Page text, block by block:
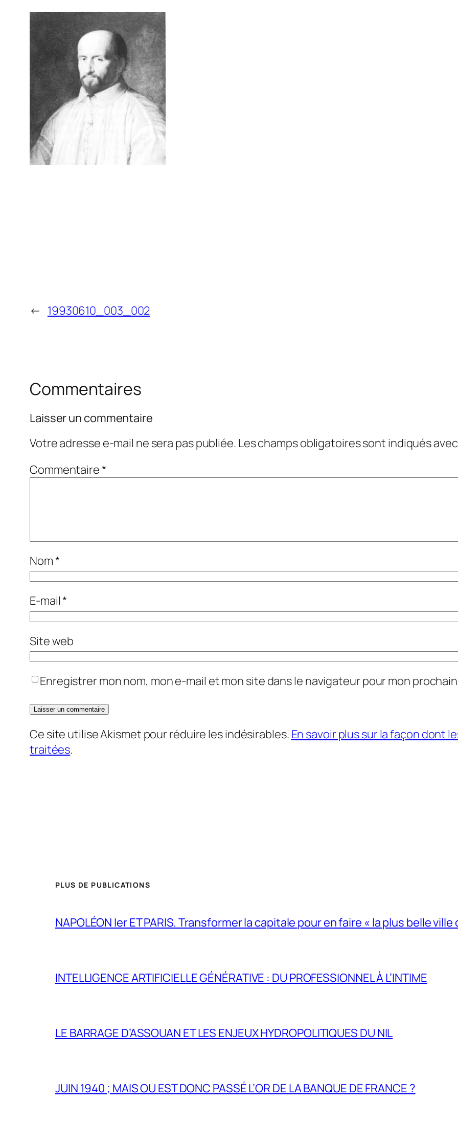
← 19930610_003_002
Commentaires
Laisser un commentaire
Votre adresse e-mail ne sera pas publiée. Les champs obligatoires sont indiqués
Commentaire*
Nom*
E-mail*
Site web
Enregistrer mon nom, mon e-mail et mon site dans le navigateur pour mon
Ce site utilise Akismet pour réduire les indésirables. En savoir plus sur la façon dont
traitées.
PLUS DE PUBLICATIONS
NAPOLÉON Ier ET PARIS. Transformer la capitale pour en faire « la plus belle
INTELLIGENCE ARTIFICIELLE GÉNÉRATIVE : DU PROFESSIONNEL À L’INTIME
LE BARRAGE D’ASSOUAN ET LES ENJEUX HYDROPOLITIQUES DU NIL
JUIN 1940 ; MAIS OU EST DONC PASSÉ L’OR DE LA BANQUE DE FRANCE ?